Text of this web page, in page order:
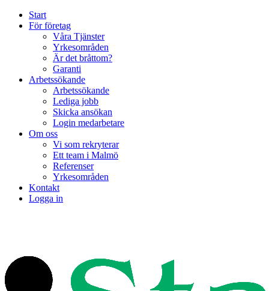
Start
För företag
Våra Tjänster
Yrkesområden
Är det bråttom?
Garanti
Arbetssökande
Arbetssökande
Lediga jobb
Skicka ansökan
Login medarbetare
Om oss
Vi som rekryterar
Ett team i Malmö
Referenser
Yrkesområden
Kontakt
Logga in